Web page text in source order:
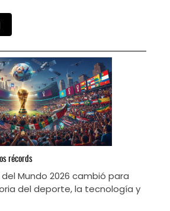
récords
Mundo 2026 cambió para
del deporte, la tecnología y